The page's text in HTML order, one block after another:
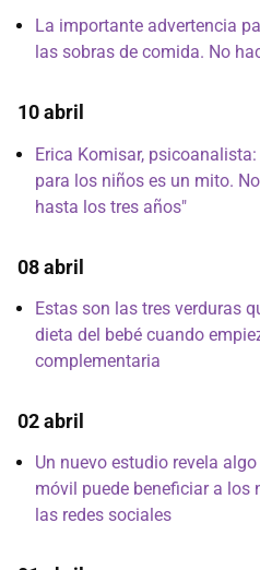
La importante advertencia
las sobras de comida. No
10 abril
Erica Komisar,
para los niños es un mito.
hasta los tres años"
08 abril
Estas son las tres verduras
dieta del bebé cuando
complementaria
02 abril
Un nuevo estudio revela
móvil puede beneficiar a los
las redes sociales